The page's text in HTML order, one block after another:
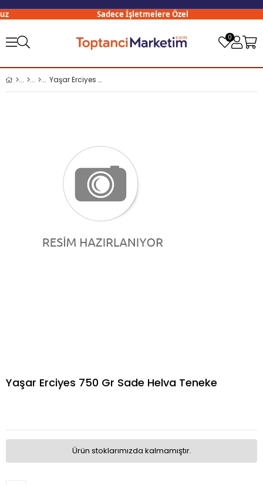
Sadece İşletmelere Özel
0
Yaşar Erciyes 750 Gr Sade Helva Teneke
Yaşar Erciyes 750 Gr Sade Helva Teneke
Ürün stoklarımızda kalmamıştır.